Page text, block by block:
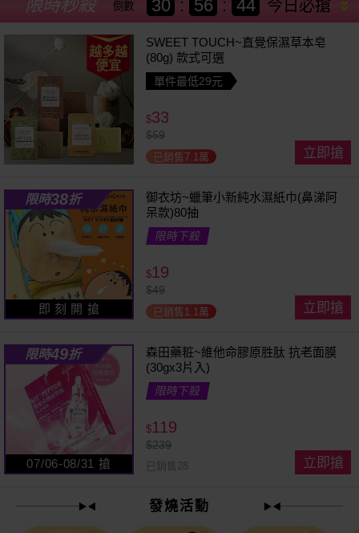
今日必搶
限時秒殺 倒數 30 : 56 : 41
越多越
便宜
SWEET TOUCH~直覺保濕草本皂
(80g) 款式可選
單件最低29元
$33
$59
已銷售7.1萬 立即搶
限時38折
即 刻 開 搶
御衣坊~蠟筆小新純水濕紙巾(鼻涕阿
呆款)80抽
限時下殺
$19
$49
已銷售1.1萬 立即搶
限時49折
07/06-08/31 搶
森田藥粧~維他命膠原胜肽 抗老面膜
(30gx3片入)
限時下殺
$119
$239
已銷售28 立即搶
發燒活動